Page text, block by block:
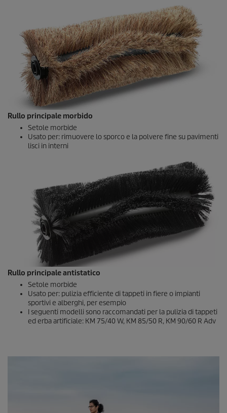
Rullo principale morbido
Setole morbide
Usato per: rimuovere lo sporco e la polvere fine su pavimenti
lisci in interni
Rullo principale antistatico
Setole morbide
Usato per: pulizia efficiente di tappeti in fiere o impianti
sportivi e alberghi, per esempio
I seguenti modelli sono raccomandati per la pulizia di tappeti
ed erba artificiale: KM 75/40 W, KM 85/50 R, KM 90/60 R Adv